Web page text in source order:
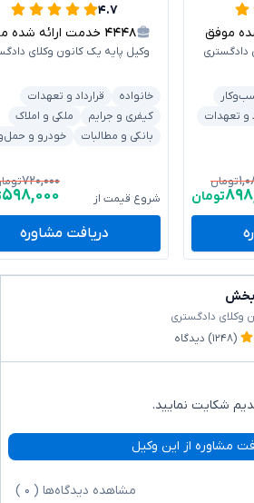
دادگستری
و تعهدات
تومان
تومان
۴.۷
۴۴۴۸ خدمت ارائه شده موفق
وکیل پایه یک کانون وکلای
خانواده
قرارداد و تعهدات
کیفری و جرایم
ملکی و املاک
بانکی و مطالبات
خودرو و
شروع قیمت از
۷۲۰,۰۰۰
۵۹۸,۰۰۰
دریافت مشاوره
بخش
وکلای دادگستری
(۱۲۴۸) دیدگاه
شکایت نمایید.
مشاوره از این وکیل
مشاهده دیدگاه‌ها ( ۰